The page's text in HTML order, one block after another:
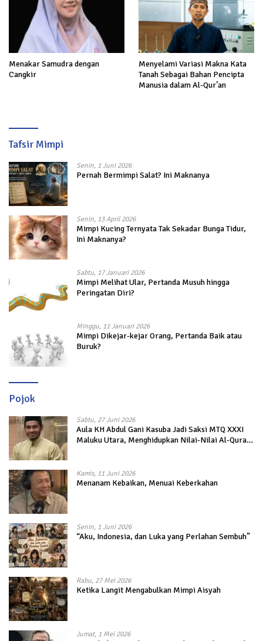
Menakar Samudra dengan
Cangkir
Menyelami Variasi Makna Kata
Tanah Sebagai Bahan Pencipta
Manusia dalam Al-Qur’an
Tafsir Mimpi
Senin, 1 Juni 2026
Pernah Bermimpi Salat? Ini Maknanya
Senin, 13 April 2026
Mimpi Kucing Ternyata Tak Sekadar Bunga Tidur,
Ini Maknanya?
Sabtu, 17 Januari 2026
Mimpi Melihat Ular, Pertanda Musuh hingga
Peringatan Diri?
Minggu, 11 Januari 2026
Mimpi Dikejar-kejar Orang, Pertanda Baik atau
Buruk?
Pojok
Sabtu, 27 Juni 2026
Aula KH Abdul Gani Kasuba Jadi Saksi MTQ XXXI
Maluku Utara, Menghidupkan Nilai-Nilai Al-Quran
Kamis, 11 Juni 2026
Menanam Kebaikan, Menuai Keberkahan
Senin, 1 Juni 2026
“Aku, Indonesia, dan Luka yang Perlahan Sembuh”
Rabu, 27 Mei 2026
Ketika Langit Mengabulkan Mimpi Aisyah
Jumat, 1 Mei 2026